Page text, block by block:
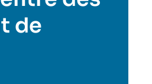
de